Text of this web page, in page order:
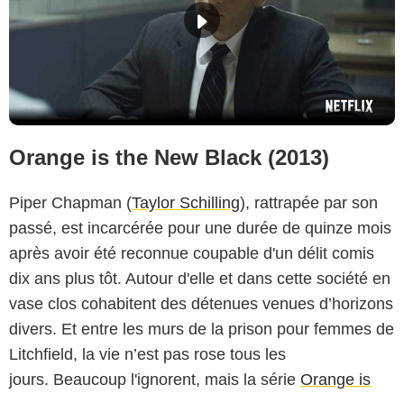
Orange is the New Black (2013)
Piper Chapman (Taylor Schilling), rattrapée par son
passé, est incarcérée pour une durée de quinze mois
après avoir été reconnue coupable d'un délit comis
dix ans plus tôt. Autour d'elle et dans cette société en
vase clos cohabitent des détenues venues d’horizons
divers. Et entre les murs de la prison pour femmes de
Litchfield, la vie n’est pas rose tous les
jours. Beaucoup l'ignorent, mais la série Orange is